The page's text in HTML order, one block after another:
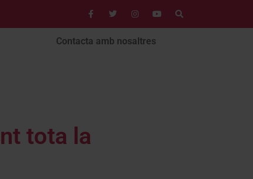
Contacta amb nosaltres
tota la